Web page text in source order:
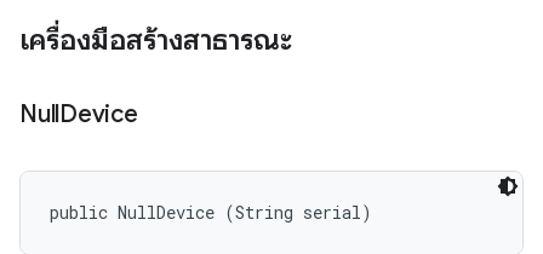
เครื่องมือสร้างสาธารณะ
NullDevice
public NullDevice (String serial)